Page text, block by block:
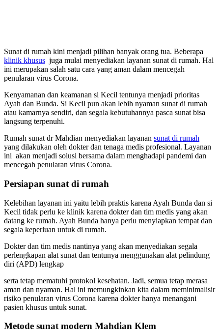
Sunat di rumah kini menjadi pilihan banyak orang tua. Beberapa
klinik khusus juga mulai menyediakan layanan sunat di rumah. Hal
ini merupakan salah satu cara yang aman dalam mencegah
penularan virus Corona.
Kenyamanan dan keamanan si Kecil tentunya menjadi prioritas
Ayah dan Bunda. Si Kecil pun akan lebih nyaman sunat di rumah
atau kamarnya sendiri, dan segala kebutuhannya pasca sunat bisa
langsung terpenuhi.
Rumah sunat dr Mahdian menyediakan layanan sunat di rumah
yang dilakukan oleh dokter dan tenaga medis profesional. Layanan
ini akan menjadi solusi bersama dalam menghadapi pandemi dan
mencegah penularan virus Corona.
Persiapan sunat di rumah
Kelebihan layanan ini yaitu lebih praktis karena Ayah Bunda dan si
Kecil tidak perlu ke klinik karena dokter dan tim medis yang akan
datang ke rumah. Ayah Bunda hanya perlu menyiapkan tempat dan
segala keperluan untuk di rumah.
Dokter dan tim medis nantinya yang akan menyediakan segala
perlengkapan alat sunat dan tentunya menggunakan alat pelindung
diri (APD) lengkap
serta tetap mematuhi protokol kesehatan. Jadi, semua tetap merasa
aman dan nyaman. Hal ini memungkinkan kita dalam meminimalisir
risiko penularan virus Corona karena dokter hanya menangani
pasien khusus untuk sunat.
Metode sunat modern Mahdian Klem